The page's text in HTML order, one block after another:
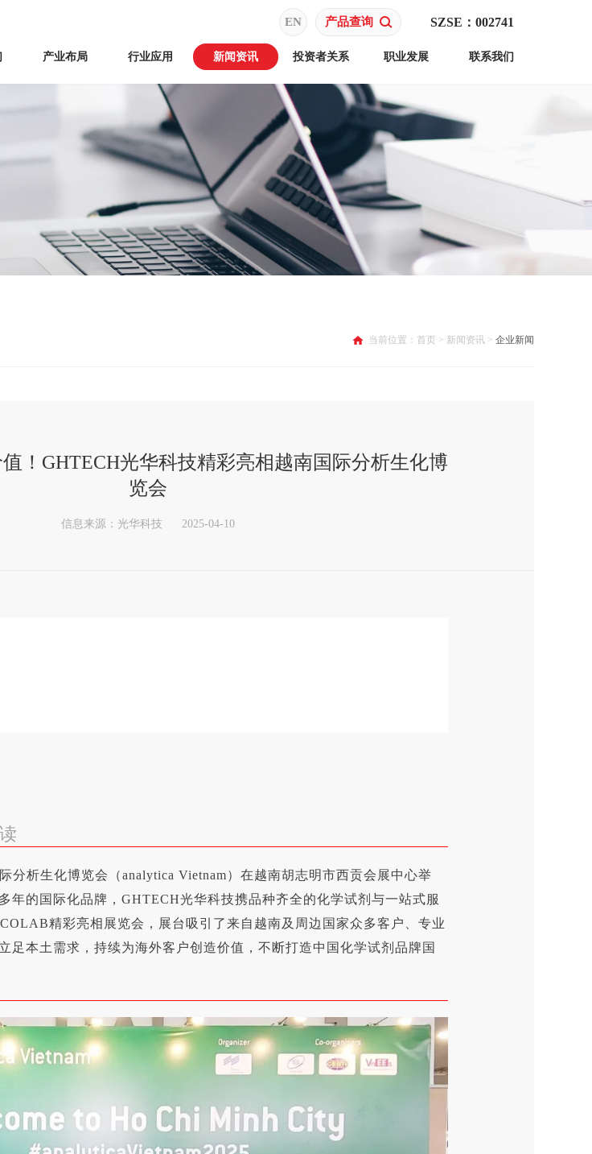
产业布局 行业应用 新闻资讯 投资者关系 职业发展 联系我们
SZSE：002741
EN 产品查询
当前位置： 首页 > 新闻资讯 > 企业新闻
！GHTECH光华科技精彩亮相越南国际分析生化博
览会
信息来源：光华科技 2025-04-10
分析生化博览会（analytica Vietnam）在越南胡志明市西贡会展中心举
年的国际化品牌，GHTECH光华科技携品种齐全的化学试剂与一站式服
精彩亮相展览会，展台吸引了来自越南及周边国家众多客户、专业
足本土需求，持续为海外客户创造价值，不断打造中国化学试剂品牌国